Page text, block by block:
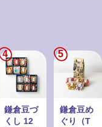
4
鎌倉豆づ
くし 12
5
鎌倉豆め
ぐり（T